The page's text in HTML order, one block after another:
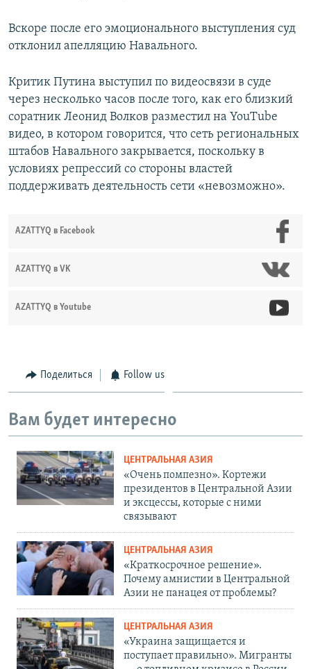
Вскоре после его эмоционального выступления суд
отклонил апелляцию Навального.
Критик Путина выступил по видеосвязи в суде
через несколько часов после того, как его близкий
соратник Леонид Волков разместил на YouTube
видео, в котором говорится, что сеть региональных
штабов Навального закрывается, поскольку в
условиях репрессий со стороны властей
поддерживать деятельность сети «невозможно».
AZATTYQ в Facebook
AZATTYQ в VK
AZATTYQ в Youtube
Поделиться Follow us
Вам будет интересно
ЦЕНТРАЛЬНАЯ АЗИЯ
«Очень помпезно». Кортежи
президентов в Центральной Азии
и эксцессы, которые с ними
связывают
ЦЕНТРАЛЬНАЯ АЗИЯ
«Краткосрочное решение».
Почему амнистии в Центральной
Азии не панацея от проблемы?
ЦЕНТРАЛЬНАЯ АЗИЯ
«Украина защищается и
поступает правильно». Мигранты